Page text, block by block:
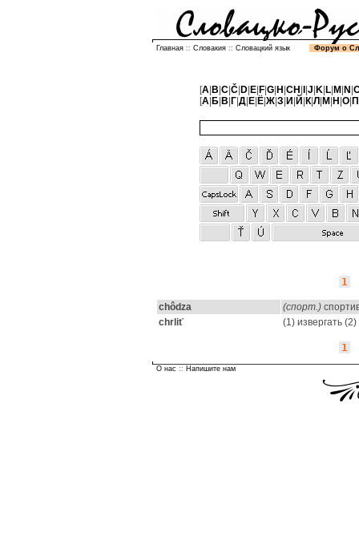
Главная :: Словакия :: Словацкий язык Форум о
[A| B C| Č| D| E| F| G| H CH J K| L| M N
[А Б В Г Д Е Ё Ж З И Й К|Л М Н О П
1
chôdza (спорт.)
chrliť
(1) извергать (2)
1
О нас :: Напишите нам